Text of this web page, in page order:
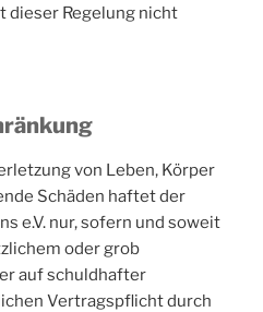
Regelung nicht
von Leben, Körper
Schäden haftet der
e.V. nur, sofern und soweit
oder grob
auf schuldhafter
Vertragspflicht durch